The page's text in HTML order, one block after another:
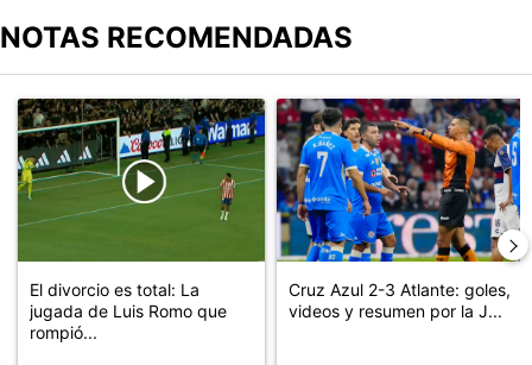
NOTAS RECOMENDADAS
Un artículo de tendencia con el título "El divorcio es total: La
El divorcio es total: La
jugada de Luis Romo que
rompió...
Un artículo de tendencia con el
Cruz Azul 2-3 Atlante: goles,
videos y resumen por la J...